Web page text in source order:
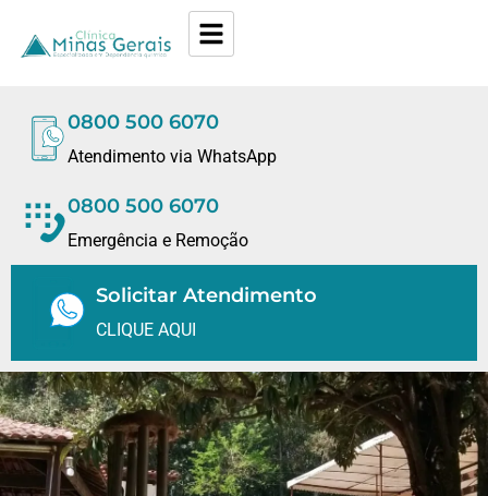
0800 500 6070
Atendimento via WhatsApp
0800 500 6070
Emergência e Remoção
Solicitar Atendimento
CLIQUE AQUI